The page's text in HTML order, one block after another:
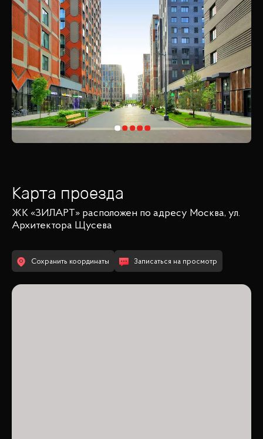
Карта проезда
ЖК «ЗИЛАРТ» расположен по адресу Москва, ул.
Архитектора Щусева
Сохранить координаты Записаться на просмотр